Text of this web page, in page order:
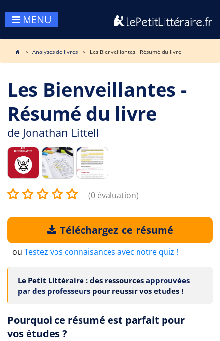
MENU
Analyses de livres Les Bienveillantes - Résumé du livre
Les Bienveillantes -
Résumé du livre
de Jonathan Littell
(0 évaluation)
Téléchargez ce résumé
ou Testez vos connaisances avec notre quiz !
Le Petit Littéraire : des ressources approuvées
par des professeurs pour réussir vos études !
Pourquoi ce résumé est parfait pour
vos études ?